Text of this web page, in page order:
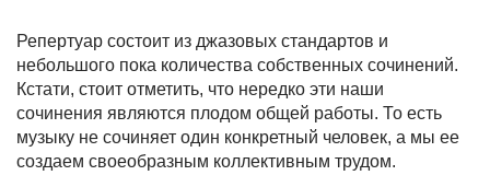
Репертуар состоит из джазовых стандартов и
небольшого пока количества собственных сочинений.
Кстати, стоит отметить, что нередко эти наши
сочинения являются плодом общей работы. То есть
музыку не сочиняет один конкретный человек, а мы ее
создаем своеобразным коллективным трудом.